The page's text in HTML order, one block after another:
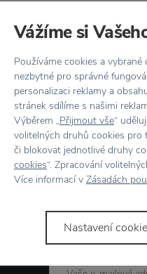
talíř. Upřednostňujeme
vypadat velmi elegantně a
monochromní barvy by však
i krásně vzorované talířez
na zajímavosti. Nechejte se
Vážíme si
Používáme cookies a
nezbytné pro správné
personalizaci reklamy a
stránek sdílíme s našimi
Výběrem „Přijmout vše“
volitelných druhů cookies pro
či blokovat jednotlivé druhy
cookies“. Zpracování
Více informací v Zásadách
Nastavení